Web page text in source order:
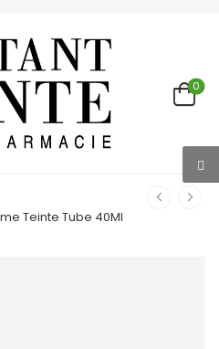
0
Teinte Tube 40Ml